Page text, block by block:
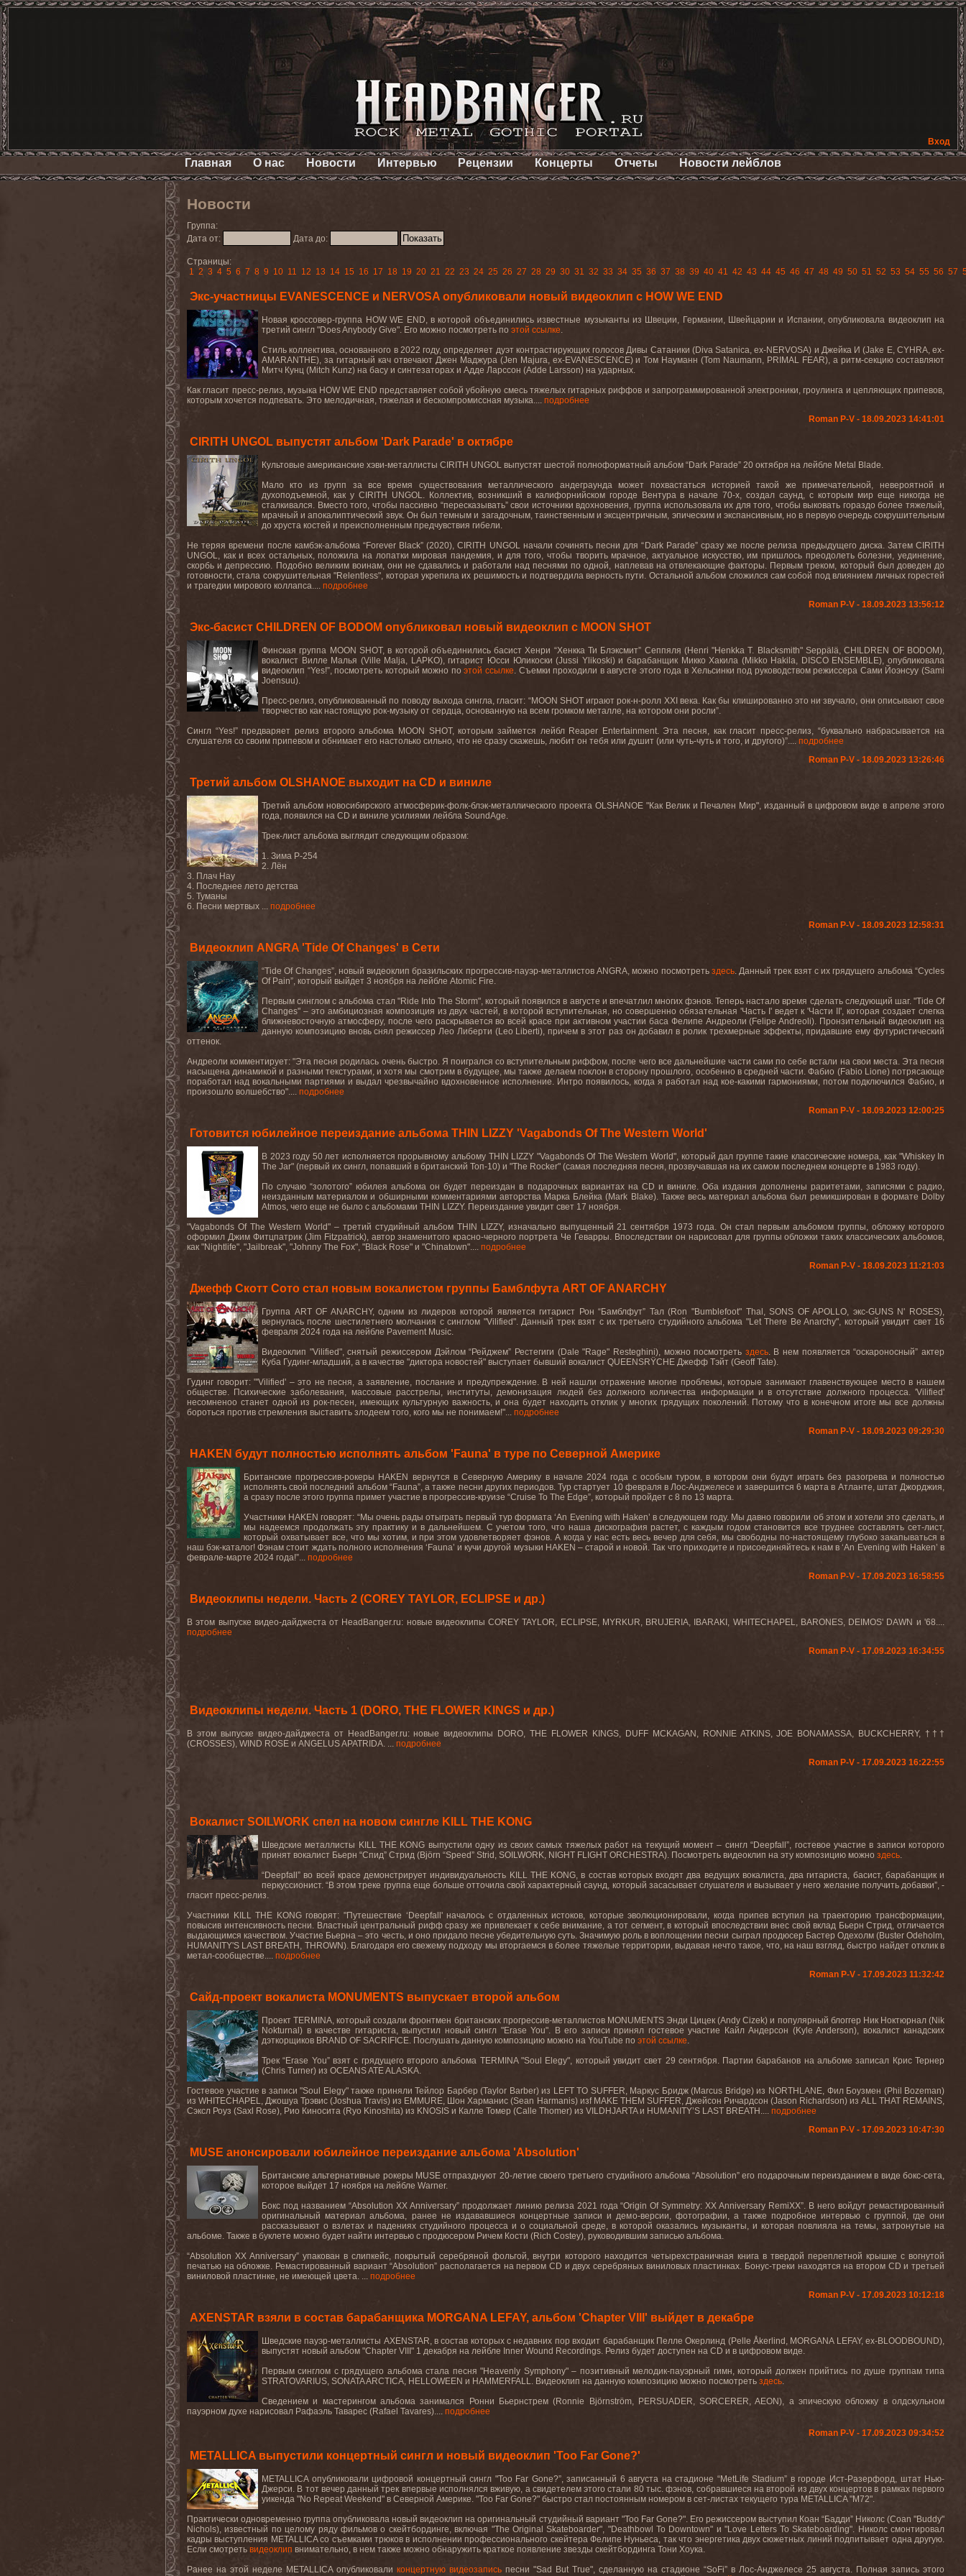
Вход
Главная О нас Новости Интервью Рецензии Концерты Отчеты Новости лейблов
Новости
Группа:
Дата от:
Дата до:
Страницы:
1 2 3 4 5 6 7 8 9 10 11 12 13 14 15 16 17 18 19 20 21 22 23 24 25 26 27 28 29 30 31 32 33 34 35 36 37 38 39 40 41 42 43 44 45 46 47 48 49 50 51 52 53 54 55 56 57
Экс-участницы EVANESCENCE и NERVOSA опубликовали новый видеоклип с HOW WE END
Новая кроссовер-группа HOW WE END, в которой объединились известные музыканты из Швеции, Германии, Швейцарии и Испании, опубликовала видеоклип на
третий сингл "DoesAnybody Give". Его можно посмотреть по этой ссылке.
Стиль коллектива, основанного в 2022 году, определяет дуэт контрастирующих голосов Дивы Сатаники (Diva Satanica, ex-NERVOSA) и Джейка И (Jake E, CYHRA, ex-
AMARANTHE), за гитарный кач отвечают Джен Маджура (Jen Majura, ex-EVANESCENCE) и Том Науманн (Tom Naumann, PRIMAL FEAR), а ритм-секцию составляют
Митч Кунц (Mitch Kunz) на басу и синтезаторах и Адде Ларссон (Adde Larsson) на ударных.
Как гласит пресс-релиз, музыка HOW WE END представляет собой убойную смесь тяжелых гитарных риффов и запрограммированной электроники, гроулинга и цепляющих припевов,
которым хочется подпевать. Это мелодичная, тяжелая и бескомпромиссная музыка.... подробнее
Roman P-V - 18.09.2023 14:41:01
CIRITH UNGOL выпустят альбом 'Dark Parade' в октябре
Культовые американские хэви-металлисты CIRITH UNGOL выпустят шестой полноформатный альбом “Dark Parade” 20 октября на лейбле Metal Blade.
Мало кто из групп за все время существования металлического андеграунда может похвастаться историей такой же примечательной, невероятной и
духоподъемной, как у CIRITH UNGOL. Коллектив, возникший в калифорнийском городе Вентура в начале 70-х, создал саунд, с которым мир еще никогда не
сталкивался. Вместо того, чтобы пассивно “пересказывать” свои источники вдохновения, группа использовала их для того, чтобы выковать гораздо более тяжелый,
мрачный и апокалиптический звук. Он был темным и загадочным, таинственным и эксцентричным, эпическим и экспансивным, но в первую очередь сокрушительным
до хруста костей и преисполненным предчувствия гибели.
Не теряя времени после камбэк-альбома “Forever Black” (2020),CIRITH UNGOL начали сочинять песни для “ Dark Parade” сразу же после релиза предыдущего диска. ЗатемCIRITH
UNGOL, как и всех остальных, положила на лопатки мировая пандемия, и для того, чтобы творить мрачное, актуальное искусство, им пришлось преодолеть болезни, уединение,
скорбь и депрессию. Подобно великим воинам, они не сдавались и работали над песнями по одной, наплевав на отвлекающие факторы. Первым треком, который был доведен до
готовности, стала сокрушительная "Relentless", которая укрепила их решимость и подтвердила верность пути. Остальной альбом сложился сам собой под влиянием личных горестей
и трагедии мирового коллапса.... подробнее
Roman P-V - 18.09.2023 13:56:12
Экс-басист CHILDREN OF BODOM опубликовал новый видеоклип с MOON SHOT
Финская группа MOON SHOT, в которой объединились басист Хенри “Хенкка Ти Блэксмит” Сеппяля (Henri "Henkka T. Blacksmith" Seppälä, CHILDREN OF BODOM),
вокалист Вилле Малья (Ville Malja, LAPKO), гитарист Юсси Юликоски (Jussi Ylikoski) и барабанщик Микко Хакила (Mikko Hakila, DISCO ENSEMBLE), опубликовала
видеоклип “Yes!”, посмотреть который можно поэтой ссылке. Съемки проходили в августе этого года в Хельсинки под руководством режиссера Сами Йоэнсуу (Sami
Joensuu).
Пресс-релиз, опубликованный по поводу выхода сингла, гласит: “MOON SHOT играют рок-н-ролл XXI века. Как бы клишированно это ни звучало, они описывают свое
творчество как настоящую рок-музыку от сердца, основанную на всем громком металле, на котором они росли”.
Сингл “Yes!” предваряет релиз второго альбома MOON SHOT, которым займется лейбл Reaper Entertainment. Эта песня, как гласит пресс-релиз, “буквально набрасывается на
слушателя со своим припевом и обнимает его настолько сильно, что не сразу скажешь, любит он тебя или душит (или чуть-чуть и того, и другого)”.... подробнее
Roman P-V - 18.09.2023 13:26:46
Третий альбом OLSHANOE выходит на CD и виниле
Третий альбом новосибирского атмосферик-фолк-блэк-металлического проекта OLSHANOE "Как Велик и Печален Мир", изданный в цифровом виде в апреле этого
года, появился на CD и виниле усилиями лейбла SoundAge.
Трек-лист альбома выглядит следующим образом:
1. Зима Р-254
2. Лён
3. Плач Нау
4. Последнее лето детства
5. Туманы
6. Песни мертвых ... подробнее
Roman P-V - 18.09.2023 12:58:31
Видеоклип ANGRA 'Tide Of Changes' в Сети
“Tide Of Changes”, новый видеоклип бразильских прогрессив-пауэр-металлистов ANGRA, можно посмотреть здесь. Данный трек взят с их грядущего альбома “Cycles
Of Pain”, который выйдет 3 ноября на лейбле Atomic Fire.
Первым синглом с альбома стал "Ride Into The Storm",который появился в августе и впечатлил многих фэнов.Теперь настало время сделать следующий шаг. "Tide Of
Changes" – это амбициозная композиция из двух частей, в которой вступительная, но совершенно обязательная 'Часть ' ведет к 'Части II', которая создает слегка
ближневосточную атмосферу, после чего раскрывается во всей красе при активном участии баса Фелипе Андреоли (Felipe Andreoli). Пронзительный видеоклип на
данную композицию вновь снял режиссер Лео Либерти (Leo Liberti), причем в этот раз он добавил в ролик трехмерные эффекты, придавшие ему футуристический
оттенок.
Андреоли комментирует: "Эта песня родилась очень быстро. Я поигрался со вступительным риффом, после чего все дальнейшие части сами по себе встали на свои места. Эта песня
насыщена динамикой и разными текстурами, и хотя мы смотрим в будущее, мы также делаем поклон в сторону прошлого, особенно в средней части. Фабио (Fabio Lione) потрясающе
поработал над вокальными партиями и выдал чрезвычайно вдохновенное исполнение. Интро появилось, когда я работал над кое-какими гармониями, потом подключился Фабио, и
произошло волшебство".... подробнее
Roman P-V - 18.09.2023 12:00:25
Готовится юбилейное переиздание альбома THIN LIZZY 'Vagabonds Of The Western World'
В 2023 году 50 лет исполняется прорывному альбому THIN LIZZY "Vagabonds Of The Western World", который дал группе такие классические номера, как "Whiskey In
The Jar" (первый их сингл, попавший в британский Топ-10) и "The Rocker" (самая последняя песня, прозвучавшая на их самом последнем концерте в 1983 году).
По случаю“золотого”юбилея альбома он будет переиздан в подарочных вариантах на CD и виниле. Оба издания дополнены раритетами, записями с радио,
неизданным материалом и обширными комментариями авторства Марка Блейка (Mark Blake). Также весь материал альбома был ремикширован в формате Dolby
Atmos, чего еще не было с альбомами THIN LIZZY. Переиздание увидит свет 17 ноября.
"Vagabonds Of The Western World" – третий студийный альбомTHIN LIZZY, изначально выпущенный 21сентября 1973 года.Он стал первым альбомом группы,обложку которого
оформил Джим Фитцпатрик(Jim Fitzpatrick), автор знаменитого красно-черного портрета Че Геварры. Впоследствии он нарисовал для группы обложки таких классических альбомов,
как "Nightlife", "Jailbreak", "Johnny The Fox", "Black Rose" и "Chinatown".... подробнее
Roman P-V - 18.09.2023 11:21:03
Джефф Скотт Сото стал новым вокалистом группы Бамблфута ART OF ANARCHY
Группа ART OF ANARCHY,одним из лидеров которой является гитарист Рон “Бамблфут” Тал(Ron "Bumblefoot" Thal, SONS OF APOLLO, экс-GUNS N' ROSES),
вернулась после шестилетнего молчания с синглом "Vilified".Данный трек взят с их третьего студийного альбома "Let There Be Anarchy", который увидит свет 16
февраля 2024 года на лейбле Pavement Music.
Видеоклип "Vilified", снятый режиссером Дэйлом “Рейджем” Рестегиги (Dale "Rage" Resteghini), можно посмотреть здесь. В нем появляется “оскароносный” актер
Куба Гудинг-младший, а в качестве "диктора новостей" выступает бывший вокалист QUEENSRŸCHE Джефф Тэйт (Geoff Tate).
Гудинг говорит: "'Vilified' – это не песня, а заявление, послание и предупреждение. В ней нашли отражение многие проблемы, которые занимают главенствующее место в нашем
обществе. Психические заболевания, массовые расстрелы, институты, демонизация людей без должного количества информации и в отсутствие должного процесса. 'Vilified'
несомненоо станет одной из рок-песен, имеющих культурную важность, и она будет находить отклик у многих грядущих поколений. Потому что в конечном итоге мы все должны
бороться против стремления выставить злодеем того, кого мы не понимаем!"... подробнее
Roman P-V - 18.09.2023 09:29:30
HAKEN будут полностью исполнять альбом 'Fauna' в туре по Северной Америке
Британские прогрессив-рокеры HAKEN вернутся в Северную Америку в начале 2024 года с особым туром, в котором они будут играть без разогрева и полностью
исполнять свой последний альбом “Fauna”, а также песни других периодов. Тур стартует 10 февраля в Лос-Анджелесе и завершится 6 марта в Атланте, штат Джорджия,
а сразу после этого группа примет участие в прогрессив-круизе “Cruise To The Edge”, который пройдет с 8 по 13 марта.
Участники HAKEN говорят: “Мы очень рады отыграть первый тур формата ‘An Evening with Haken’ в следующем году. Мы давно говорили об этом и хотели это сделать, и
мы надеемся продолжать эту практику и в дальнейшем. С учетом того, что наша дискография растет, с каждым годом становится все труднее составлять сет-лист,
который охватывает все, что мы хотим, и при этом удовлетворяет фэнов. А когда у нас есть весь вечер для себя, мы свободны по-настоящему глубоко закапываться в
наш бэк-каталог! Фэнам стоит ждать полного исполнения ‘ Fauna’ и кучи другой музыки HAKEN – старой и новой. Так что приходите и присоединяйтесь к нам в ‘An Evening with Haken’ в
феврале-марте 2024 года!”... подробнее
Roman P-V - 17.09.2023 16:58:55
Видеоклипы недели. Часть 2 (COREY TAYLOR, ECLIPSE и др.)
В этом выпуске видео-дайджеста от HeadBanger.ru: новые видеоклипы COREY TAYLOR, ECLIPSE, MYRKUR, BRUJERIA, IBARAKI, WHITECHAPEL, BARONES, DEIMOS' DAWN и '68....
подробнее
Roman P-V - 17.09.2023 16:34:55
Видеоклипы недели. Часть 1 (DORO, THE FLOWER KINGS и др.)
В этом выпуске видео-дайджеста от HeadBanger.ru: новые видеоклипы DORO, THE FLOWER KINGS, DUFF MCKAGAN, RONNIE ATKINS, JOE BONAMASSA, BUCKCHERRY,†††
(CROSSES), WIND ROSE и ANGELUS APATRIDA. ... подробнее
Roman P-V - 17.09.2023 16:22:55
Вокалист SOILWORK спел на новом сингле KILL THE KONG
Шведские металлисты KILL THE KONG выпустили одну из своих самых тяжелых работ на текущий момент – сингл “Deepfall”, гостевое участие в записи которого
принят вокалист Бьерн “Спид” Стрид (Björn “Speed” Strid, SOILWORK, NIGHT FLIGHT ORCHESTRA). Посмотреть видеоклип на эту композицию можно здесь.
“Deepfall” во всей красе демонстрирует индивидуальность KILL THE KONG, в состав которых входят два ведущих вокалиста, два гитариста, басист, барабанщик и
перкуссионист. “В этом треке группа еще больше отточила свой характерный саунд, который засасывает слушателя и вызывает у него желание получить добавки”, -
гласит пресс-релиз.
Участники KILL THE KONG говорят: "Путешествие ‘Deepfall' началось с отдаленных истоков, которые эволюционировали, когда припев вступил на траекторию трансформации,
повысив интенсивность песни. Властный центральный рифф сразу же привлекает к себе внимание, а тот сегмент, в который впоследствии внес свой вклад Бьерн Стрид, отличается
выдающимся качеством. Участие Бьерна – это честь, и оно придало песне убедительную суть. Значимую роль в воплощении песни сыграл продюсер Бастер Одехолм (Buster Odeholm,
HUMANITY'S LAST BREATH, THROWN). Благодаря его свежему подходу мы вторгаемся в более тяжелые территории, выдавая нечто такое, что, на наш взгляд, быстро найдет отклик в
метал-сообществе.... подробнее
Roman P-V - 17.09.2023 11:32:42
Сайд-проект вокалиста MONUMENTS выпускает второй альбом
Проект TERMINA, который создали фронтмен британских прогрессив-металлистов MONUMENTS Энди Цицек (Andy Cizek) и популярный блоггер Ник Ноктюрнал (Nik
Nokturnal) в качестве гитариста, выпустил новый сингл "Erase You". В его записи принял гостевое участие Кайл Андерсон (Kyle Anderson), вокалист канадских
дэткорщиков BRAND OF SACRIFICE. Послушать данную композицию можно на YouTube по этой ссылке.
Трек “Erase You” взят с грядущего второго альбома TERMINA "Soul Elegy", который увидит свет 29 сентября. Партии барабанов на альбоме записал Крис Тернер
(Chris Turner) из OCEANSATEALASKA.
Гостевое участие в записи "Soul Elegy" также приняли Тейлор Барбер (Taylor Barber) из LEFT TO SUFFER, Маркус Бридж (Marcus Bridge) из NORTHLANE, Фил Боузмен (Phil Bozeman)
изWHITECHAPEL, Джошуа Трэвис (Joshua Travis) из EMMURE, Шон Харманис (Sean Harmanis) изf MAKE THEM SUFFER, Джейсон Ричардсон (Jason Richardson) из ALL THAT REMAINS,
Сэксл Роуз (Saxl Rose), Рио Киносита (Ryo Kinoshita) из KNOSIS и Калле Томер (Calle Thomer) из VILDHJARTAи HUMANITY’S LAST BREATH .... подробнее
Roman P-V - 17.09.2023 10:47:30
MUSE анонсировали юбилейное переиздание альбома 'Absolution'
Британские альтернативные рокеры MUSE отпразднуют 20-летие своего третьего студийного альбома “Absolution” его подарочным переизданием в виде бокс-сета,
которое выйдет 17 ноября на лейбле Warner.
Бокс под названием “Absolution XX Anniversary” продолжает линию релиза 2021 года “Origin Of Symmetry:XX Anniversary RemiXX”. В него войдут ремастированный
оригинальный материал альбома, ранее не издававшиеся концертные записи и демо-версии, фотографии, а также подробное интервью с группой, где они
рассказывают о взлетах и падениях студийного процесса и о социальной среде, в которой оказались музыканты, и которая повлияла на темы, затронутые на
альбоме. Также в буклете можно будет найти интервью с продюсером Ричем Кости (Rich Costey), руководившим записью альбома.
“Absolution XX Anniversary” упакован в слипкейс, покрытый серебряной фольгой, внутри которого находится четырехстраничная книга в твердой переплетной крышке с вогнутой
печатью на обложке. Ремастированный вариант “Absolution” располагается на первомCD и двух серебряных виниловых пластинках. Бонус-треки находятся на втором CD и третьей
виниловой пластинке, не имеющей цвета. ... подробнее
Roman P-V - 17.09.2023 10:12:18
AXENSTAR взяли в состав барабанщика MORGANA LEFAY, альбом 'Chapter VIII' выйдет в декабре
Шведские пауэр-металлисты AXENSTAR, в состав которых с недавних пор входит барабанщик Пелле Окерлинд (Pelle Åkerlind, MORGANA LEFAY, ex-BLOODBOUND),
выпустят новый альбом "Chapter VIII" 1 декабря на лейбле Inner Wound Recordings. Релиз будет доступен на CD и в цифровом виде.
Первым синглом с грядущего альбома стала песня "Heavenly Symphony" – позитивный мелодик-пауэрный гимн, который должен прийтись по душе группам типа
STRATOVARIUS, SONATA ARCTICA, HELLOWEEN и HAMMERFALL. Видеоклип на данную композицию можно посмотреть здесь.
Сведением и мастерингом альбома занимался Ронни Бьернстрем (Ronnie Björnström, PERSUADER, SORCERER, AEON), а эпическую обложку в олдскульном
пауэрном духе нарисовал Рафаэль Таварес (Rafael Tavares).... подробнее
Roman P-V - 17.09.2023 09:34:52
METALLICA выпустили концертный сингл и новый видеоклип 'Too Far Gone?'
METALLICA опубликовали цифровой концертный сингл "Too Far Gone?”, записанный 6 августа на стадионе “MetLife Stadium” в городе Ист-Разерфорд, штат Нью-
Джерси. В тот вечер данный трек впервые исполнялся вживую, а свидетелем этого стали 80 тыс. фэнов, собравшиеся на второй из двух концертов в рамках первого
уикенда "No Repeat Weekend" в Северной Америке. "Too Far Gone?" быстро стал постоянным номером в сет-листах текущего тура METALLICA "M72".
Практически одновременно группа опубликовала новый видеоклип на оригинальный студийный вариант "Too Far Gone?". Его режиссером выступил Коан “Бадди” Николс (Coan "Buddy"
Nichols),известный по целому ряду фильмов о скейтбординге, включая "The Original Skateboarder", "Deathbowl To Downtown" и "Love Letters To Skateboarding". Николс смонтировал
кадры выступления METALLICA со съемками трюков в исполнении профессионального скейтера Фелипе Нуньеса, так что энергетика двух сюжетных линий подпитывает одна другую.
Если смотреть видеоклип внимательно, в нем также можно обнаружить краткое появление звезды скейтбординга Тони Хоука.
Ранее на этой неделе METALLICA опубликовали концертную видеозапись песни "Sad But True", сделанную на стадионе “SoFi” в Лос-Анджелесе 25 августа. Полная запись этого